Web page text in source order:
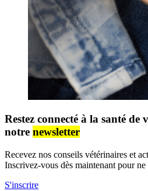
Restez connecté à la santé de
notre newsletter
Recevez nos conseils vétérinaires et
Inscrivez-vous dès maintenant pour
S'inscrire